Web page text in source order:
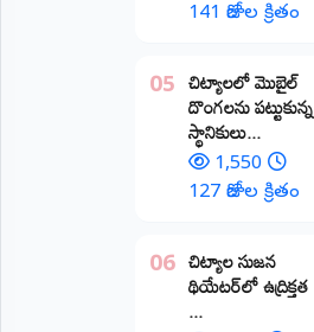
141 రోజుల క్రితం
05 చిట్యాలలో మొబైల్
దొంగలను పట్టుకున్న
స్థానికులు...
1,550
127 రోజుల క్రితం
06 చిట్యాల సుజన
థియేటర్‌లో ఉద్రిక్తత
...